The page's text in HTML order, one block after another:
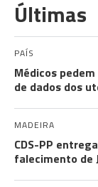
Últimas
PAÍS
Médicos
de dados dos
MADEIRA
CDS-PP
falecimento de